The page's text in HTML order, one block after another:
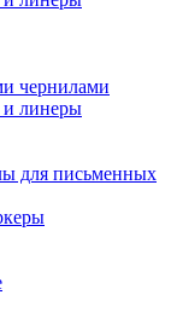
чернилами
и линеры
для письменных